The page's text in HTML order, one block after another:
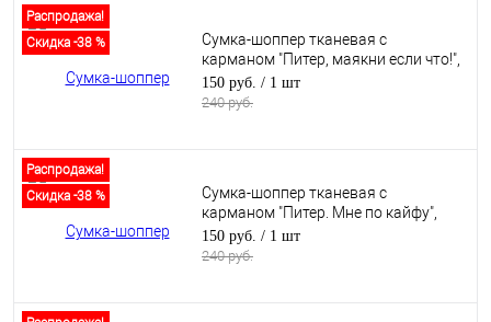
Распродажа!
Скидка -38 %
Сумка-шоппер тканевая с
карманом "Питер, маякни если что!",
черная, 305х395 мм
150 руб. / 1 шт
240 руб.
Распродажа!
Скидка -38 %
Сумка-шоппер тканевая с
карманом "Питер. Мне по кайфу",
черная, 305х395 мм
150 руб. / 1 шт
240 руб.